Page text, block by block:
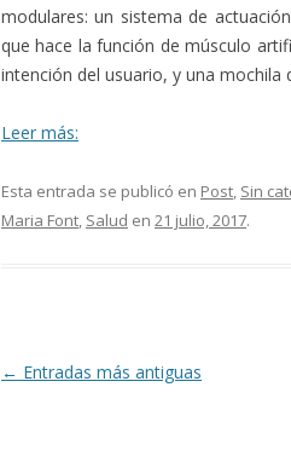
modulares: un sistema de
que hace la función de músculo
intención del usuario, y una mochila
Leer más:
Esta entrada se publicó en Post, Sin
Maria Font, Salud en 21 julio, 2017.
Navegación
← Entradas más antiguas